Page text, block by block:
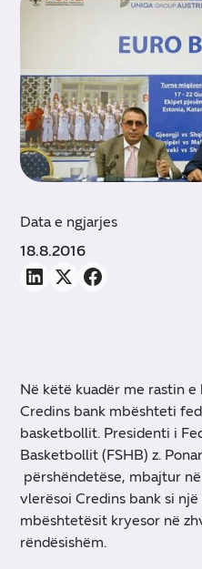
Data e ngjarjes
18.8.2016
Në këtë kuadër me rastin
Credins bank mbështeti
basketbollit. Presidenti i
Basketbollit (FSHB) z.
përshëndetëse, mbajtur
vlerësoi Credins bank si
mbështetësit kryesor në
rëndësishëm.